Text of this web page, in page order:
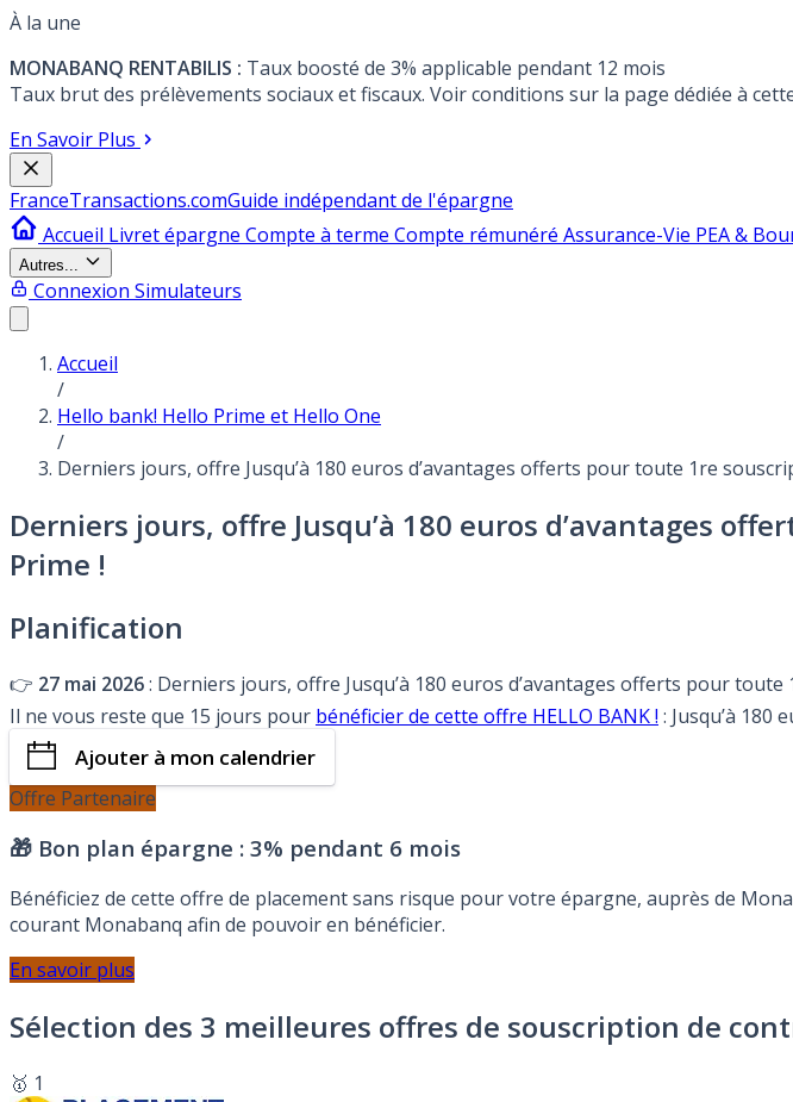
À la une
MONABANQ RENTABILIS : Taux boosté de 3% applicable pendant 12 mois
Taux brut des prélèvements sociaux et fiscaux. Voir conditions sur la page dédiée à
En Savoir Plus
FranceTransactions.comGuide indépendant de l'épargne
Accueil Livret épargne Compte à terme Compte rémunéré Assurance-Vie PEA &
Autres...
Connexion Simulateurs
Accueil
/
Hello bank! Hello Prime et Hello One
/
Derniers jours, offre Jusqu’à 180 euros d’avantages offerts pour toute 1re
Derniers jours, offre Jusqu’à 180 euros d’avantages
Prime !
Planification
👉 27 mai 2026: Derniers jours, offre Jusqu’à 180 euros d’avantages offerts pour
Il ne vous reste que 15 jours pour bénéficier de cette offre HELLO BANK ! : Jusqu’à
Ajouter à mon calendrier
Offre Partenaire
🎁 Bon plan épargne : 3% pendant 6 mois
Bénéficiez de cette offre de placement sans risque pour votre épargne, auprès de
courant Monabanq afin de pouvoir en bénéficier.
En savoir plus
Sélection des 3 meilleures offres de souscription de
🥇 1